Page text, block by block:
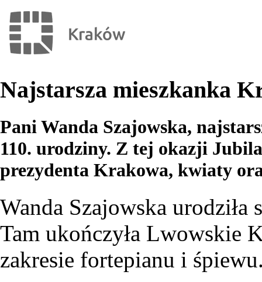
Najstarsza mieszkanka
Pani Wanda Szajowska,
110. urodziny. Z tej okazji
prezydenta Krakowa, kwiaty
Wanda Szajowska
Tam ukończyła Lwowskie
zakresie fortepianu i